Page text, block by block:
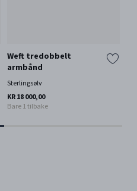
Weft tredobbelt
armbånd
Sterlingsølv
KR 18 000,00
Bare 1 tilbake